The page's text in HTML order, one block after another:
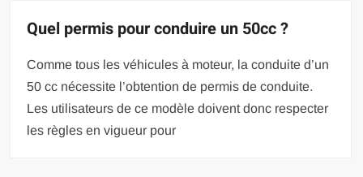
Quel permis pour conduire un 50cc ?
Comme tous les véhicules à moteur, la conduite d’un
50 cc nécessite l’obtention de permis de conduite.
Les utilisateurs de ce modèle doivent donc respecter
les règles en vigueur pour